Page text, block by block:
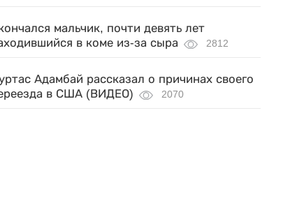
мальчик, почти девять лет
в коме из-за сыра
2812
Адамбай рассказал о причинах своего
в США (ВИДЕО)
2070